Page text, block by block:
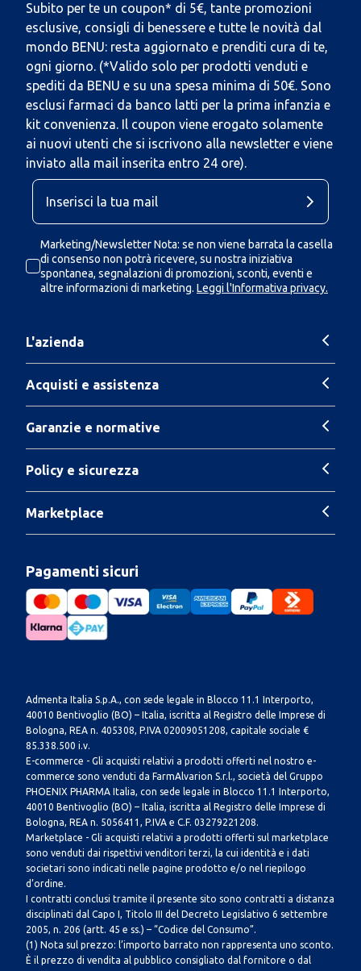
Subito per te un coupon* di 5€, tante promozioni
esclusive, consigli di benessere e tutte le novità dal
mondo BENU: resta aggiornato e prenditi cura di te,
ogni giorno. (*Valido solo per prodotti venduti e
spediti da BENU e su una spesa minima di 50€. Sono
esclusi farmaci da banco latti per la prima infanzia e
kit convenienza. Il coupon viene erogato solamente
ai nuovi utenti che si iscrivono alla newsletter e viene
inviato alla mail inserita entro 24 ore).
Marketing/Newsletter Nota: se non viene barrata la casella
di consenso non potrà ricevere, su nostra iniziativa
spontanea, segnalazioni di promozioni, sconti, eventi e
altre informazioni di marketing. Leggi l'Informativa privacy.
L'azienda
Acquisti e assistenza
Garanzie e normative
Policy e sicurezza
Marketplace
Pagamenti sicuri
Admenta Italia S.p.A., con sede legale in Blocco 11.1 Interporto,
40010 Bentivoglio (BO) – Italia, iscritta al Registro delle Imprese di
Bologna, REA n. 405308, P.IVA 02009051208, capitale sociale €
85.338.500 i.v.
E-commerce - Gli acquisti relativi a prodotti offerti nel nostro e-
commerce sono venduti da FarmAlvarion S.r.l., società del Gruppo
PHOENIX PHARMA Italia, con sede legale in Blocco 11.1 Interporto,
40010 Bentivoglio (BO) – Italia, iscritta al Registro delle Imprese di
Bologna, REA n. 5056411, P.IVA e C.F. 03279221208.
Marketplace - Gli acquisti relativi a prodotti offerti sul marketplace
sono venduti dai rispettivi venditori terzi, la cui identità e i dati
societari sono indicati nelle pagine prodotto e/o nel riepilogo
d’ordine.
I contratti conclusi tramite il presente sito sono contratti a distanza
disciplinati dal Capo I, Titolo III del Decreto Legislativo 6 settembre
2005, n. 206 (artt. 45 e ss.) – “Codice del Consumo”.
(1) Nota sul prezzo: l’importo barrato non rappresenta uno sconto.
È il prezzo di vendita al pubblico consigliato dal fornitore o dal